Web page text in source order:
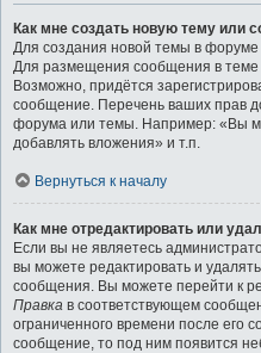
Как мне создать новую тему или
Для создания новой темы в
Для размещения сообщения в теме
Возможно, придётся
сообщение. Перечень ваших прав
форума или темы. Например: «Вы
добавлять вложения» и т.п.
Вернуться к началу
Как мне отредактировать или
Если вы не являетесь
вы можете редактировать и
сообщения. Вы можете перейти к
Правка в соответствующем
ограниченного времени после его
сообщение, то под ним появится